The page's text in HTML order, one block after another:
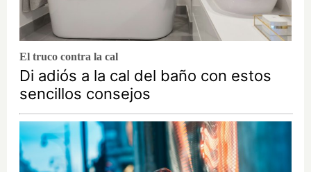
El truco contra la cal
Di adiós a la cal del baño con estos
sencillos consejos